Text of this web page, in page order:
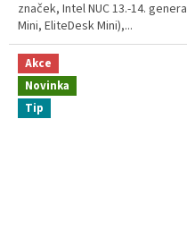
značek, Intel NUC 13.-14.
Mini, EliteDesk Mini),...
Akce
Novinka
Tip